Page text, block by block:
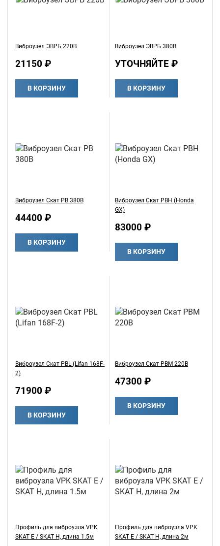
Виброузел ЭВРБ 220В
21150 ₽
В КОРЗИНУ
Виброузел ЭВРБ 380В
УТОЧНЯЙТЕ ₽
В КОРЗИНУ
Виброузел Скат РВ 380В
44400 ₽
В КОРЗИНУ
Виброузел Скат РВH (Honda
GX)
83000 ₽
В КОРЗИНУ
Виброузел Скат РВL (Lifan 168F-
2)
71900 ₽
В КОРЗИНУ
Виброузел Скат РВМ 220В
47300 ₽
В КОРЗИНУ
Профиль для виброузла VPK
SKAT E / SKAT H, длина 1.5м
Профиль для виброузла VPK
SKAT E / SKAT H, длина 2м